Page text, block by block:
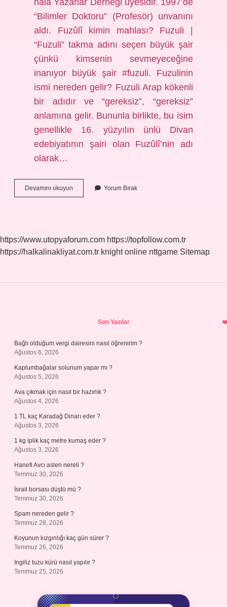
hala Yazarlar Derneği üyesidir. 1997’de
“Bilimler Doktoru” (Profesör) unvanını
aldı. Fuzûlî kimin mahlası? Fuzuli |
“Fuzuli” takma adını seçen büyük şair
çünkü kimsenin sevmeyeceğine
inanıyor büyük şair #fuzuli. Fuzulinin
ismi nereden gelir? Fuzuli Arap kökenli
bir adıdır ve “gereksiz”, “gereksiz”
anlamına gelir. Bununla birlikte, bu isim
genellikle 16. yüzyılın ünlü Divan
edebiyatının şairi olan Fuzûlî’nin adı
olarak…
Devamını okuyun
Kime
Yorum Bırak
https://www.utopyaforum.com https://topfollow.com.tr
https://halkalinakliyat.com.tr knight online nttgame Sitemap
Son Yazılar
Bağlı olduğum vergi dairesini nasıl öğrenirim ?
Ağustos 6, 2026
Kaplumbağalar solunum yapar mı ?
Ağustos 5, 2026
Ava çıkmak için nasıl bir hazırlık ?
Ağustos 4, 2026
1 TL kaç Karadağ Dinarı eder ?
Ağustos 3, 2026
1 kg iplik kaç metre kumaş eder ?
Ağustos 3, 2026
Hanefi Avcı aslen nereli ?
Temmuz 30, 2026
İsrail borsası düştü mü ?
Temmuz 30, 2026
Spam nereden gelir ?
Temmuz 28, 2026
Koyunun kızgınlığı kaç gün sürer ?
Temmuz 26, 2026
Ingiliz tuzu kürü nasıl yapılır ?
Temmuz 25, 2026